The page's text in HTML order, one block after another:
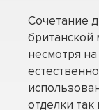
Сочетание
британской
несмотря
отделки